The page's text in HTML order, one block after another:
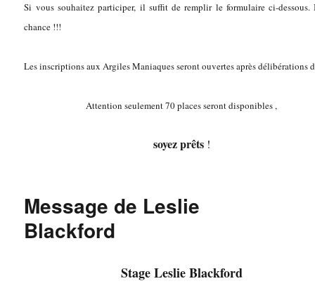
Si vous souhaitez participer, il suffit de remplir le formulaire ci-dessous.
chance !!!
Les inscriptions aux Argiles Maniaques seront ouvertes après délibérations
Attention seulement 70 places seront disponibles ,
soyez prêts !
Message de Leslie
Blackford
StageLeslie Blackford